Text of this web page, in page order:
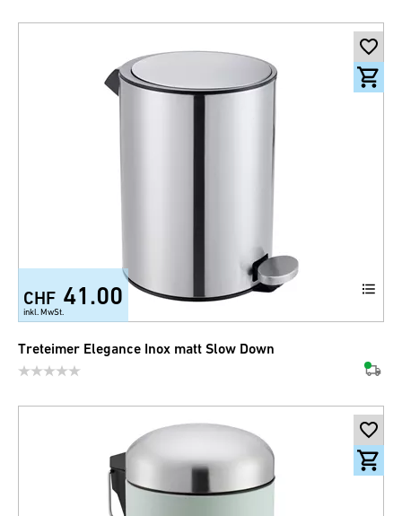
CHF 41.00
inkl. MwSt.
Treteimer Elegance Inox matt Slow Down